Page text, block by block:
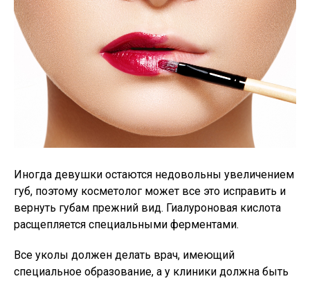
Иногда девушки остаются недовольны увеличением
губ, поэтому косметолог может все это исправить и
вернуть губам прежний вид. Гиалуроновая кислота
расщепляется специальными ферментами.
Все уколы должен делать врач, имеющий
специальное образование, а у клиники должна быть